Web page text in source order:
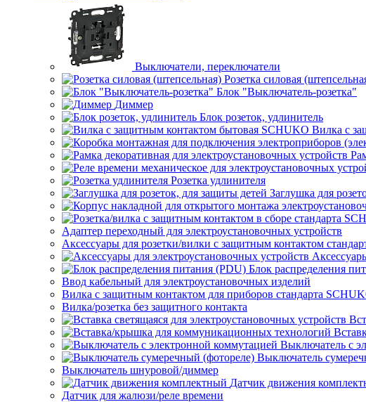
Выключатели, переключатели
Розетка силовая
Блок "Выключатель-розетка"
Диммер
Блок розеток, удлинитель
Вилка с
Розетка удлинителя
Заглушка для
Адаптер переходный для электроустановочных устройств
Аксессуары для розетки/вилки с защитным контактом
Блок распределения
Ввод кабельный для электроустановочных изделий
Вилка с защитным контактом для приборов стандарта
Вилка/розетка без защитного контакта
Выключатель с
Выключатель
Выключатель шнуровой/диммер
Датчик движения
Датчик для жалюзи/реле времени